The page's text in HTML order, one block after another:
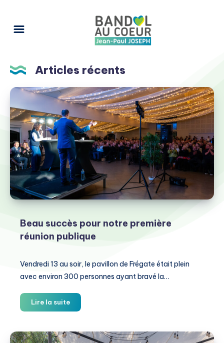
Articles récents
Beau succès pour notre première
réunion publique
Vendredi 13 au soir, le pavillon de Frégate était plein
avec environ 300 personnes ayant bravé la…
Lire la suiteBeau
succès
notre